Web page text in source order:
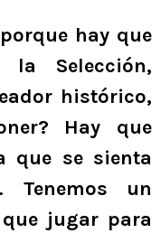
hay que
la Selección,
histórico,
Hay que
que se sienta
un
jugar para